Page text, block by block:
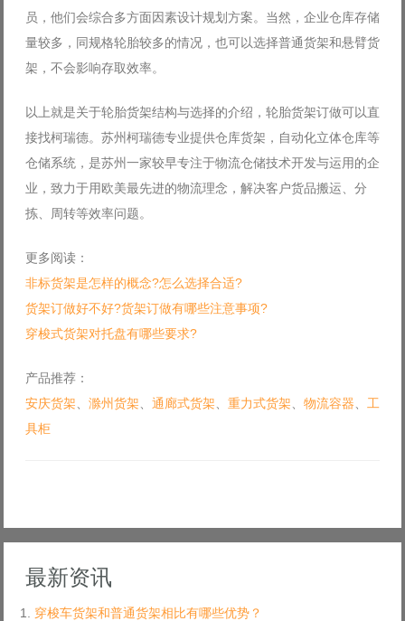
员，他们会综合多方面因素设计规划方案。当然，企业仓库存储
量较多，同规格轮胎较多的情况，也可以选择普通货架和悬臂货
架，不会影响存取效率。
以上就是关于轮胎货架结构与选择的介绍，轮胎货架订做可以直
接找柯瑞德。苏州柯瑞德专业提供仓库货架，自动化立体仓库等
仓储系统，是苏州一家较早专注于物流仓储技术开发与运用的企
业，致力于用欧美最先进的物流理念，解决客户货品搬运、分
拣、周转等效率问题。
更多阅读：
非标货架是怎样的概念?怎么选择合适?
货架订做好不好?货架订做有哪些注意事项?
穿梭式货架对托盘有哪些要求?
产品推荐：
安庆货架
滁州货架 通廊式货架 重力式货架 物流容器
工
具柜
最新资讯
穿梭车货架和普通货架相比有哪些优势？